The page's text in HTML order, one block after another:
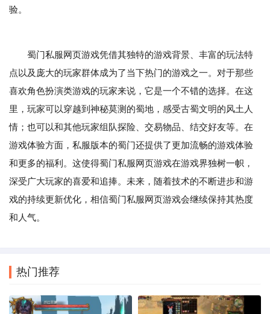
验。
蜀门私服网页游戏凭借其独特的游戏背景、丰富的玩法特
点以及庞大的玩家群体成为了当下热门的游戏之一。对于那些
喜欢角色扮演类游戏的玩家来说，它是一个不错的选择。在这
里，玩家可以穿越到神秘莫测的蜀地，感受古蜀文明的风土人
情；也可以和其他玩家组队探险、交易物品、结交好友等。在
游戏体验方面，私服版本的蜀门还提供了更加流畅的游戏体验
和更多的福利。这使得蜀门私服网页游戏在游戏界独树一帜，
深受广大玩家的喜爱和追捧。未来，随着技术的不断进步和游
戏的持续更新优化，相信蜀门私服网页游戏会继续保持其热度
和人气。
热门推荐